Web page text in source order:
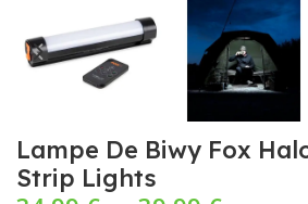
Lampe De Biwy Fox
Strip Lights